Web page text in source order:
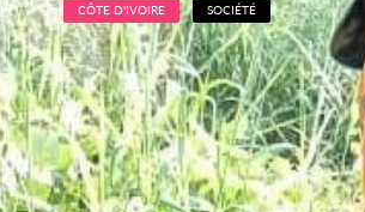
CÔTE D'IVOIRE SOCIÉTÉ